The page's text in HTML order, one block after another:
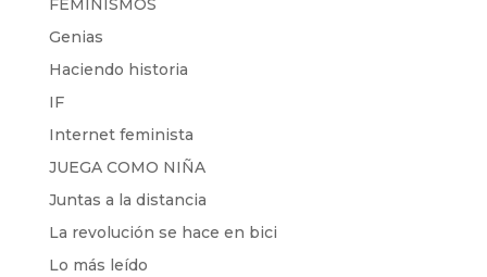
FEMINISMOS
Genias
Haciendo historia
IF
Internet feminista
JUEGA COMO NIÑA
Juntas a la distancia
La revolución se hace en bici
Lo más leído